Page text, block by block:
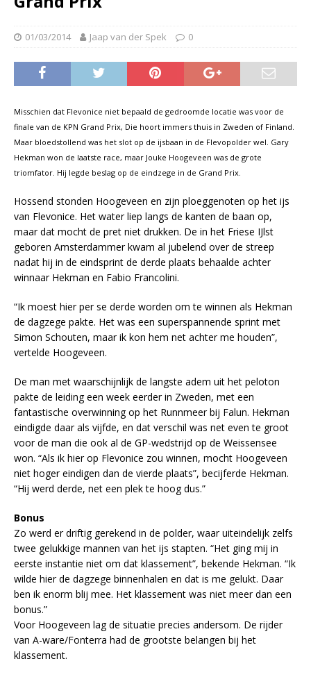
01/03/2014 Jaap van der Spek 0
Misschien dat Flevonice niet bepaald de gedroomde locatie was voor de
finale van de KPN Grand Prix, Die hoort immers thuis in Zweden of Finland.
Maar bloedstollend was het slot op de ijsbaan in de Flevopolder wel. Gary
Hekman won de laatste race, maar Jouke Hoogeveen was de grote
triomfator. Hij legde beslag op de eindzege in de Grand Prix.
Hossend stonden Hoogeveen en zijn ploeggenoten op het ijs
van Flevonice. Het water liep langs de kanten de baan op,
maar dat mocht de pret niet drukken. De in het Friese IJlst
geboren Amsterdammer kwam al jubelend over de streep
nadat hij in de eindsprint de derde plaats behaalde achter
winnaar Hekman en Fabio Francolini.
“Ik moest hier per se derde worden om te winnen als Hekman
de dagzege pakte. Het was een superspannende sprint met
Simon Schouten, maar ik kon hem net achter me houden”,
vertelde Hoogeveen.
De man met waarschijnlijk de langste adem uit het peloton
pakte de leiding een week eerder in Zweden, met een
fantastische overwinning op het Runnmeer bij Falun. Hekman
eindigde daar als vijfde, en dat verschil was net even te groot
voor de man die ook al de GP-wedstrijd op de Weissensee
won. “Als ik hier op Flevonice zou winnen, mocht Hoogeveen
niet hoger eindigen dan de vierde plaats”, becijferde Hekman.
“Hij werd derde, net een plek te hoog dus.”
Bonus
Zo werd er driftig gerekend in de polder, waar uiteindelijk zelfs
twee gelukkige mannen van het ijs stapten. “Het ging mij in
eerste instantie niet om dat klassement”, bekende Hekman. “Ik
wilde hier de dagzege binnenhalen en dat is me gelukt. Daar
ben ik enorm blij mee. Het klassement was niet meer dan een
bonus.”
Voor Hoogeveen lag de situatie precies andersom. De rijder
van A-ware/Fonterra had de grootste belangen bij het
klassement.